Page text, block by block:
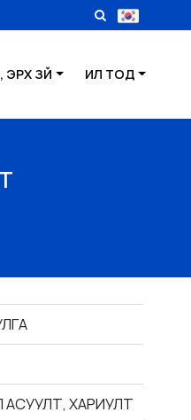
ЭРХ ЗҮЙ ИЛ ТОД
ХАРИУЛТ